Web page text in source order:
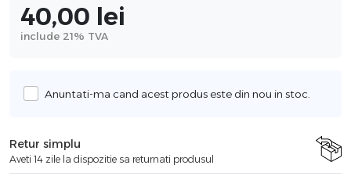
40,00 lei
include 21% TVA
Anuntati-ma cand acest produs este din nou in stoc.
Retur simplu
Aveti 14 zile la dispozitie sa returnati produsul